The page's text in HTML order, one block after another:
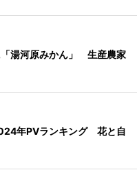
湯河原みかん」 生産農家
年PVランキング 花と自